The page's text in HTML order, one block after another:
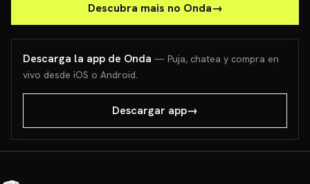
Descubra mais no Onda→
Descarga la app de Onda — Puja, chatea y compra en
vivo desde iOS o Android.
Descargar app→